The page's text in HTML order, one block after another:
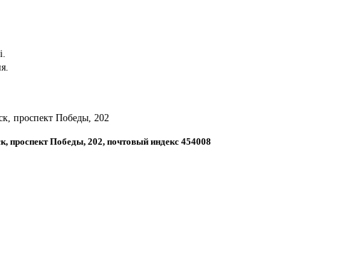
проспект Победы, 202
проспект Победы, 202, почтовый индекс 454008